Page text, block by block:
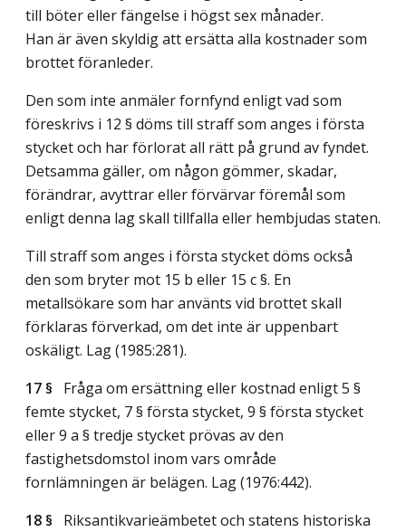
till böter eller fängelse i högst sex månader.
Han är även skyldig att ersätta alla kostnader som
brottet föranleder.
Den som inte anmäler fornfynd enligt vad som
föreskrivs i 12 § döms till straff som anges i första
stycket och har förlorat all rätt på grund av fyndet.
Detsamma gäller, om någon gömmer, skadar,
förändrar, avyttrar eller förvärvar föremål som
enligt denna lag skall tillfalla eller hembjudas staten.
Till straff som anges i första stycket döms också
den som bryter mot 15 b eller 15 c §. En
metallsökare som har använts vid brottet skall
förklaras förverkad, om det inte är uppenbart
oskäligt. Lag (1985:281).
17 § Fråga om ersättning eller kostnad enligt 5 §
femte stycket, 7 § första stycket, 9 § första stycket
eller 9 a § tredje stycket prövas av den
fastighetsdomstol inom vars område
fornlämningen är belägen. Lag (1976:442).
18 § Riksantikvarieämbetet och statens historiska